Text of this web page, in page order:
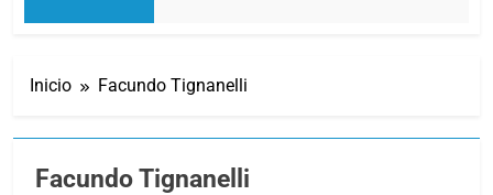
Inicio Facundo Tignanelli
Facundo Tignanelli